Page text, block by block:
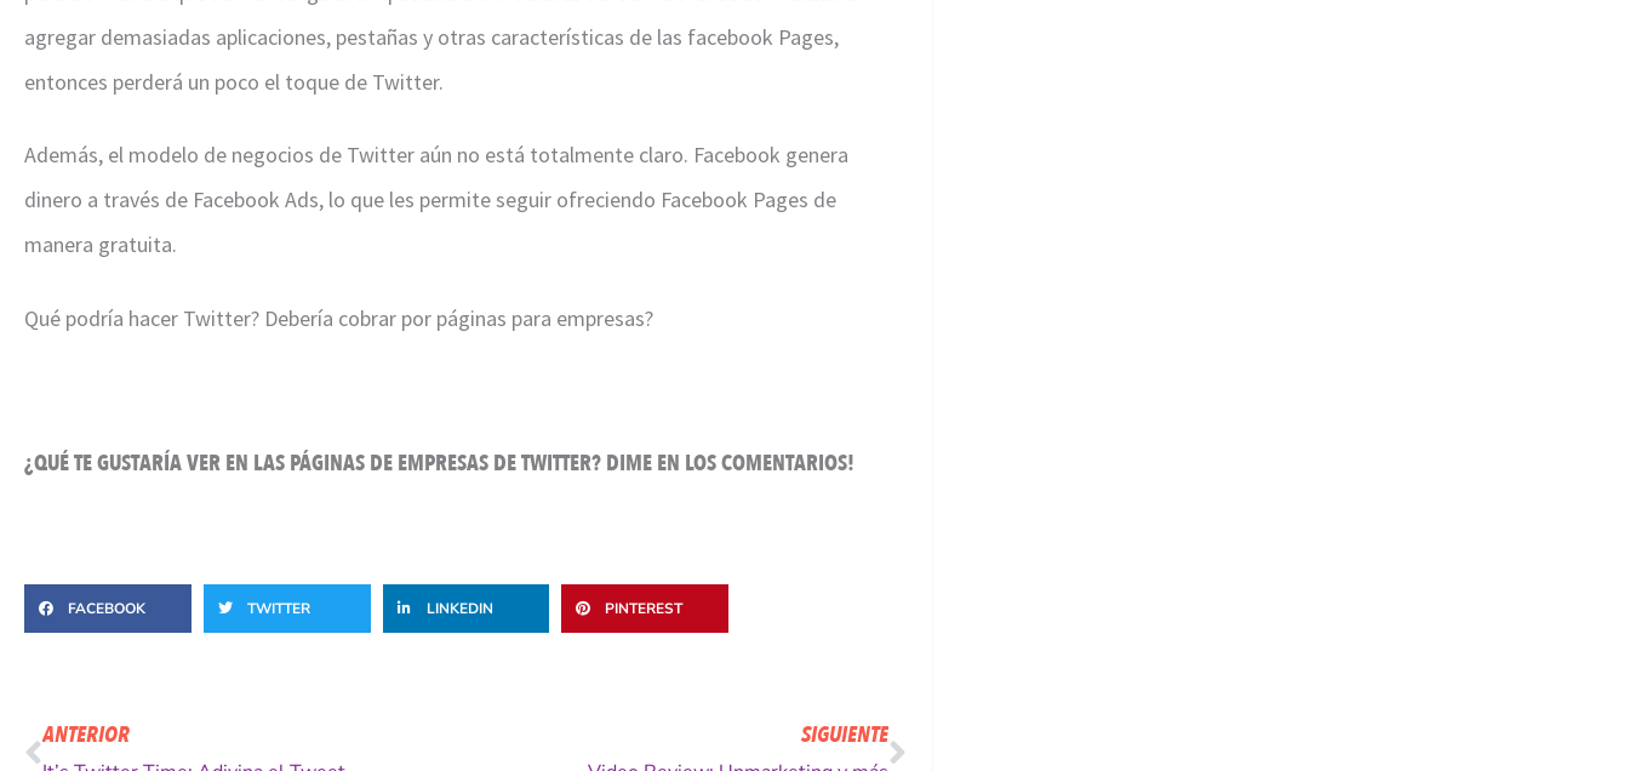
agregar demasiadas aplicaciones, pestañas y otras características de las facebook Pages,
entonces perderá un poco el toque de Twitter.
Además, el modelo de negocios de Twitter aún no está totalmente claro. Facebook genera
dinero a través de Facebook Ads, lo que les permite seguir ofreciendo Facebook Pages de
manera gratuita.
Qué podría hacer Twitter? Debería cobrar por páginas para empresas?
¿QUÉ TE GUSTARÍA VER EN LAS PÁGINAS DE EMPRESAS DE TWITTER? DIME EN LOS COMENTARIOS!
FACEBOOK TWITTER LINKEDIN PINTEREST
ANTERIOR SIGUIENTE